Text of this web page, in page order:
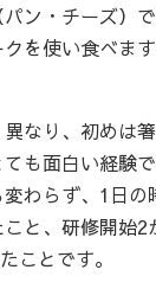
ン・チーズ）
を使い食べま
なり、初めは
も面白い経験
わらず、1日
と、研修開始
ことです。